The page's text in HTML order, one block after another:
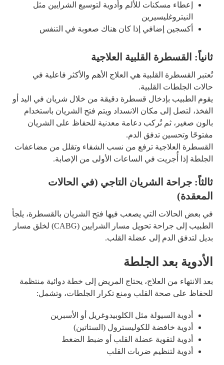
إعطاء مسكنات للألم وأدوية لتوسيع الشرايين مثل
النيتروغليسيرين
أكسجين إضافي إذا كان هناك صعوبة في التنفس
ثانياً: القسطرة القلبية العلاجية
تُعتبر القسطرة القلبية هي العلاج الأهم والأكثر فاعلية في
حالات الجلطات القلبية.
يقوم الطبيب بإدخال قسطرة دقيقة من خلال شريان في اليد أو
الفخذ، لتصل إلى مكان الانسداد ويتم فتح الشريان باستخدام
بالون صغير، ثم تُركب دعامة معدنية للحفاظ على الشريان
مفتوحًا وتحسين تدفق الدم.
القسطرة العلاجية ترفع من نسب الشفاء وتقلل من مضاعفات
الجلطة إذا أُجريت في الساعات الأولى من الإصابة.
ثالثاً: جراحة الشريان التاجي (في الحالات
المعقدة)
في بعض الحالات التي يصعب فيها فتح الشريان بالقسطرة، يلجأ
الطبيب إلى جراحة تحويل مسار الشرايين (CABG) لخلق مسار
بديل لتدفق الدم إلى عضلة القلب.
الأدوية بعد الجلطة
بعد الانتهاء من العلاج، يحتاج المريض إلى خطة دوائية منتظمة
للحفاظ على صحة القلب ومنع تكرار الجلطات، وتشمل:
أدوية السيولة مثل الكلوبيدوغريل أو الأسبرين
أدوية خافضة للكوليسترول (الستاتين)
أدوية لتقوية عضلة القلب أو ضبط الضغط
أدوية لتنظيم ضربات القلب